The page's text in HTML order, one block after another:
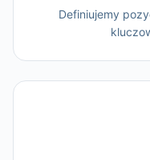
Definiujemy